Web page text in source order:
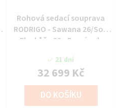
Rohová sedací souprava
RODRIGO - Sawana 26/Soft
Eko kůže 33 - Pravý roh
21 dní
32 699 Kč
DO KOŠÍKU